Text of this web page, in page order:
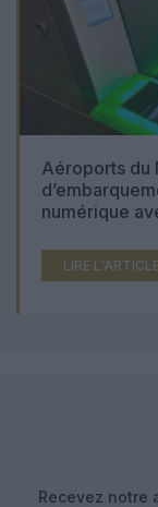
Aéroports du
numérique
LIRE L'ARTICLE
Recevez notre